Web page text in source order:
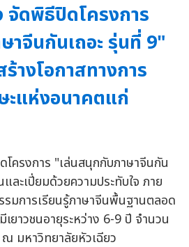
จัดพิธีปิดโครงการ
าจีนกันเถอะ รุ่นที่ 9"
างโอกาสทางการ
ะแห่งอนาคตแก่
ครงการ "เล่นสนุกกับภาษาจีนกัน
ละเปี่ยมด้วยความประทับใจ ภาย
รมการเรียนรู้ภาษาจีนพื้นฐานตลอด
เยาวชนอายุระหว่าง 6-9 ปี จำนวน
ณ มหาวิทยาลัยหัวเฉียว